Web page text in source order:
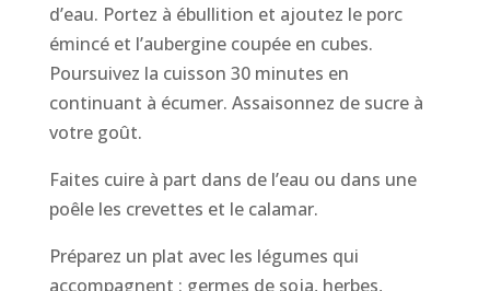
d’eau. Portez à ébullition et ajoutez le porc
émincé et l’aubergine coupée en cubes.
Poursuivez la cuisson 30 minutes en
continuant à écumer. Assaisonnez de sucre à
votre goût.
Faites cuire à part dans de l’eau ou dans une
poêle les crevettes et le calamar.
Préparez un plat avec les légumes qui
accompagnent : germes de soja, herbes,